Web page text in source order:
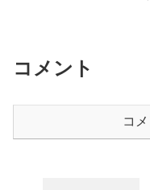
コメント
コ